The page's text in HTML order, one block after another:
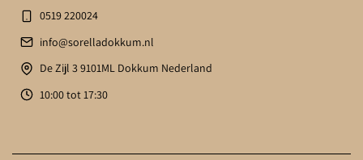
0519 220024
info@sorelladokkum.nl
De Zijl 3 9101ML Dokkum Nederland
10:00 tot 17:30